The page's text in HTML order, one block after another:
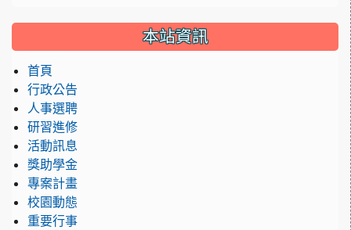
本站資訊
首頁
行政公告
人事選聘
研習進修
活動訊息
獎助學金
專案計畫
校園動態
重要行事